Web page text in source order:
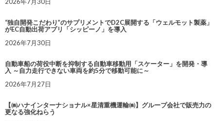
2026年7月30日
“独自開発こだわり”のサプリメントでD2C展開する「ウェルモット製薬」
がEC自動出荷アプリ「シッピーノ」を導入
2026年7月30日
自動車船の荷役中断を抑制する自動車移動用「スケーター」を開発・導
入 ～自力走行できない車両を約5分で移動可能に～
2026年7月27日
【㈱ハナインターナショナル×星清重機運輸㈱】グループ会社で販売力の
更なる強化ねらう